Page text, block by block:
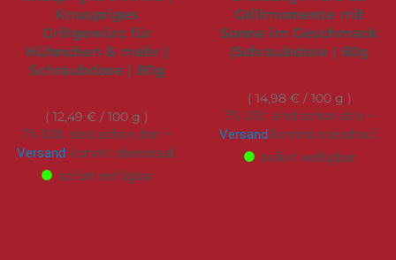
Knuspriges
Grillgewürz für
Hühnchen & mehr |
Schraubdose | 80g
12,49 € / 100 g
7% USt. sind schon drin –
Versandkommt obendrauf.
sofort verfügbar
Grillmomente mit
Sonne im Geschmack
|Schraubdose | 60g
14,98 €/ 100 g
7% USt. sind schon drin –
Versandkommt obendrauf.
sofort verfügbar